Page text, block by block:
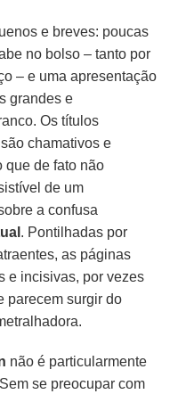
e breves: poucas
no bolso – tanto por
– e uma apresentação
grandes e
Os títulos
chamativos e
que de fato não
de um
a confusa
. Pontilhadas por
as páginas
e incisivas, por vezes
parecem surgir do
não é particularmente
se preocupar com